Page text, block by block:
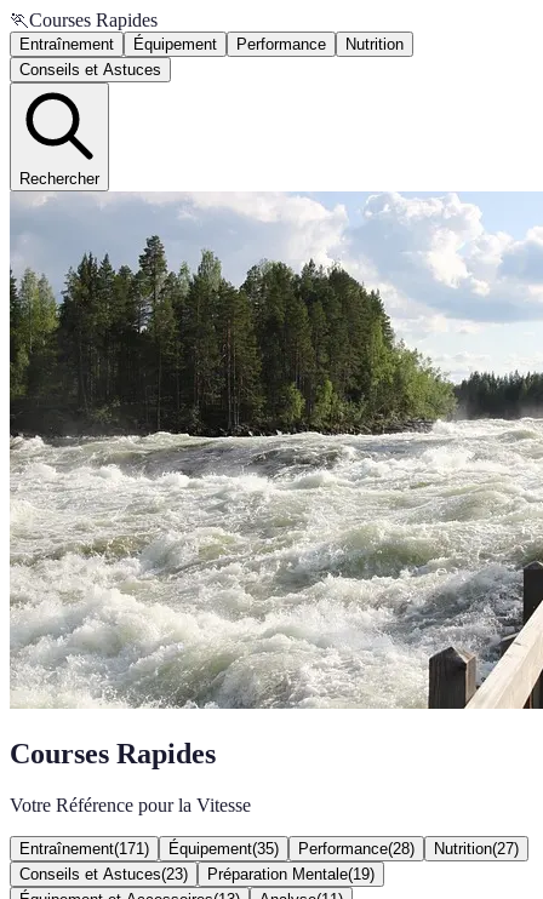
🏃Courses Rapides
Entraînement Équipement Performance
Nutrition
Conseils et Astuces
Rechercher
Courses Rapides
Votre Référence pour la Vitesse
Entraînement(171 ) Équipement(35) Performance(28) Nutrition(27)
Conseils et Astuces(23) Préparation Mentale(19)